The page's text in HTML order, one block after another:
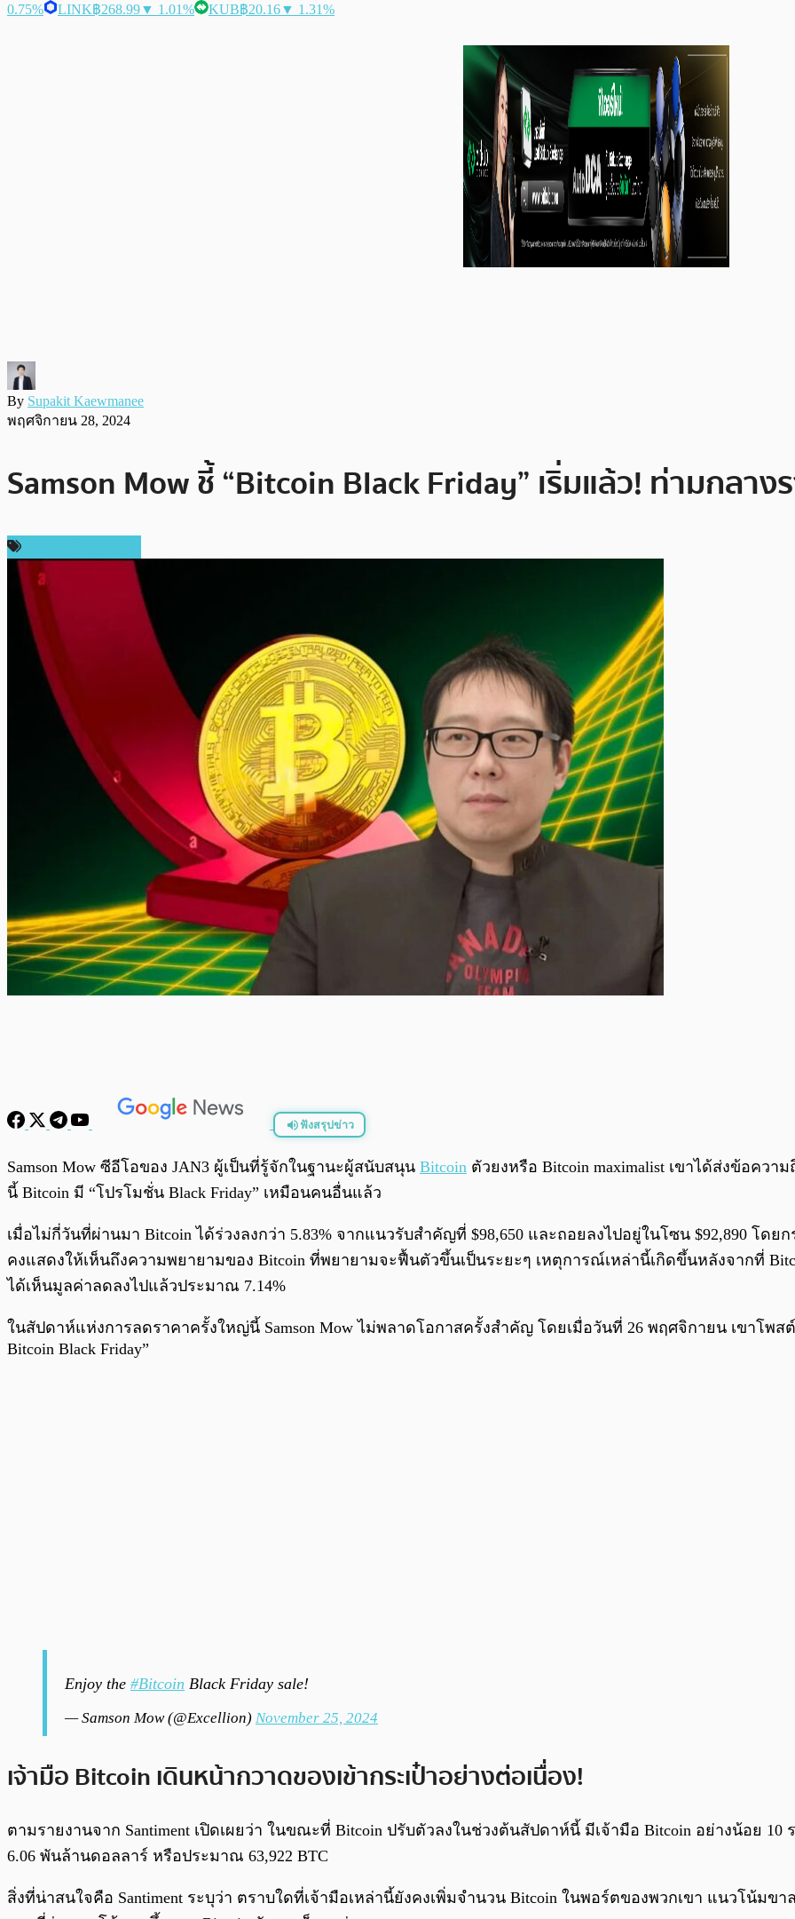
0.75%
LINK฿268.99▼ 1.01% KUB฿20.16▼ 1.31%
By Supakit Kaewmanee
พฤศจิกายน 28, 2024
Samson Mow ชี้ “Bitcoin Black Friday” เริ่มแล้ว! ท่ามกลา
ฟังสรุปข่าว
พร้อมเล่น
Samson Mow ซีอีโอของ JAN3 ผู้เป็นที่รู้จักในฐานะผู้สนับสนุน Bitcoin ตัวยงหรือ Bitcoin maximalist เขาได้ส่งข้อคว
นี้ Bitcoin มี “โปรโมชั่น Black Friday” เหมือนคนอื่นแล้ว
เมื่อไม่กี่วันที่ผ่านมา Bitcoin ได้ร่วงลงกว่า 5.83% จากแนวรับสำคัญที่ $98,650 และถอยลงไปอยู่ในโซน $92,890 โด
คงแสดงให้เห็นถึงความพยายามของ Bitcoin ที่พยายามจะฟื้นตัวขึ้นเป็นระยะๆ เหตุการณ์เหล่านี้เกิดขึ้นหลังจากที่
ได้เห็นมูลค่าลดลงไปแล้วประมาณ 7.14%
ในสัปดาห์แห่งการลดราคาครั้งใหญ่นี้ Samson Mow ไม่พลาดโอกาสครั้งสำคัญ โดยเมื่อวันที่ 26 พฤศจิกายน เขาโพ
Bitcoin Black Friday”
Enjoy the #Bitcoin Black Friday sale!
— Samson Mow (@Excellion) November 25, 2024
เจ้ามือ Bitcoin เดินหน้ากวาดของเข้ากระเป๋าอย่างต่อเนื่อง!
ตามรายงานจาก Santiment เปิดเผยว่า ในขณะที่ Bitcoin ปรับตัวลงในช่วงต้นสัปดาห์นี้ มีเจ้ามือ Bitcoin อย่างน้อย
6.06 พันล้านดอลลาร์ หรือประมาณ 63,922 BTC
สิ่งที่น่าสนใจคือ Santiment ระบุว่า ตราบใดที่เจ้ามือเหล่านี้ยังคงเพิ่มจำนวน Bitcoin ในพอร์ตของพวกเขา แนวโน้ม